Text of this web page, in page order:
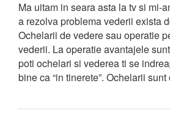
Ma uitam in seara asta la tv si mi-
a rezolva problema vederii exista
Ochelarii de vedere sau operatie
vederii. La operatie avantajele
poti ochelari si vederea ti se
bine ca “in tinerete”. Ochelarii